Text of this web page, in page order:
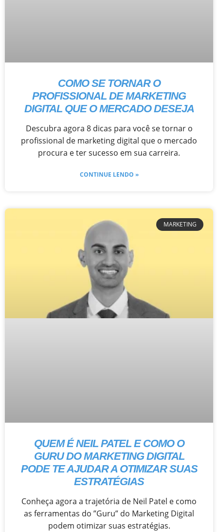
COMO SE TORNAR O
PROFISSIONAL DE MARKETING
DIGITAL QUE O MERCADO DESEJA
Descubra agora 8 dicas para você se tornar o
profissional de marketing digital que o mercado
procura e ter sucesso em sua carreira.
CONTINUE LENDO »
MARKETING
QUEM É NEIL PATEL E COMO O
GURU DO MARKETING DIGITAL
PODE TE AJUDAR A OTIMIZAR SUAS
ESTRATÉGIAS
Conheça agora a trajetória de Neil Patel e como
as ferramentas do ”Guru” do Marketing Digital
podem otimizar suas estratégias.